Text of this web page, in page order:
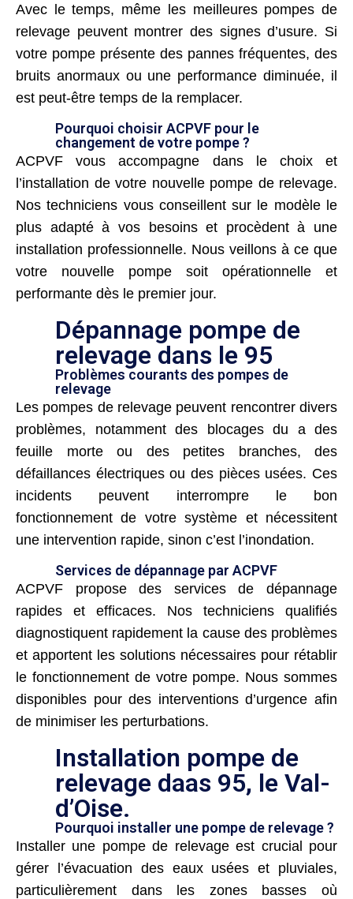
Avec le temps, même les meilleures pompes de
relevage peuvent montrer des signes d’usure. Si
votre pompe présente des pannes fréquentes, des
bruits anormaux ou une performance diminuée, il
est peut-être temps de la remplacer.
Pourquoi choisir ACPVF pour le
changement de votre pompe ?
ACPVF vous accompagne dans le choix et
l’installation de votre nouvelle pompe de relevage.
Nos techniciens vous conseillent sur le modèle le
plus adapté à vos besoins et procèdent à une
installation professionnelle. Nous veillons à ce que
votre nouvelle pompe soit opérationnelle et
performante dès le premier jour.
Dépannage pompe de
relevage dans le 95
Problèmes courants des pompes de
relevage
Les pompes de relevage peuvent rencontrer divers
problèmes, notamment des blocages du a des
feuille morte ou des petites branches, des
défaillances électriques ou des pièces usées. Ces
incidents peuvent interrompre le bon
fonctionnement de votre système et nécessitent
une intervention rapide, sinon c’est l’inondation.
Services de dépannage par ACPVF
ACPVF propose des services de dépannage
rapides et efficaces. Nos techniciens qualifiés
diagnostiquent rapidement la cause des problèmes
et apportent les solutions nécessaires pour rétablir
le fonctionnement de votre pompe. Nous sommes
disponibles pour des interventions d’urgence afin
de minimiser les perturbations.
Installation pompe de
relevage daas 95, le Val-
d’Oise.
Pourquoi installer une pompe de relevage ?
Installer une pompe de relevage est crucial pour
gérer l’évacuation des eaux usées et pluviales,
particulièrement dans les zones basses où